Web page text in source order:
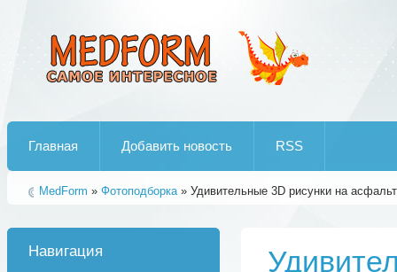
Главная Добавить новость RSS
MedForm » Фотоподборка» Удивительные 3D рисунки на
Навигация